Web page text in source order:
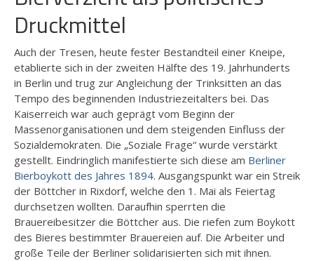
Druckmittel
Auch der Tresen, heute fester Bestandteil einer Kneipe,
etablierte sich in der zweiten Hälfte des 19. Jahrhunderts
in Berlin und trug zur Angleichung der Trinksitten an das
Tempo des beginnenden Industriezeitalters bei. Das
Kaiserreich war auch geprägt vom Beginn der
Massenorganisationen und dem steigenden Einfluss der
Sozialdemokraten. Die „Soziale Frage“ wurde verstärkt
gestellt. Eindringlich manifestierte sich diese am Berliner
Bierboykott des Jahres 1894. Ausgangspunkt war ein Streik
der Böttcher in Rixdorf, welche den 1. Mai als Feiertag
durchsetzen wollten. Daraufhin sperrten die
Brauereibesitzer die Böttcher aus. Die riefen zum Boykott
des Bieres bestimmter Brauereien auf. Die Arbeiter und
große Teile der Berliner solidarisierten sich mit ihnen.